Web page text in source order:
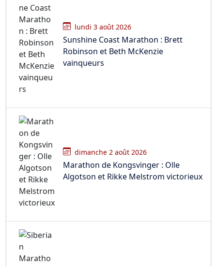
lundi 3 août 2026
Sunshine Coast Marathon : Brett
Robinson et Beth McKenzie
vainqueurs
dimanche 2 août 2026
Marathon de Kongsvinger : Olle
Algotson et Rikke Melstrom victorieux